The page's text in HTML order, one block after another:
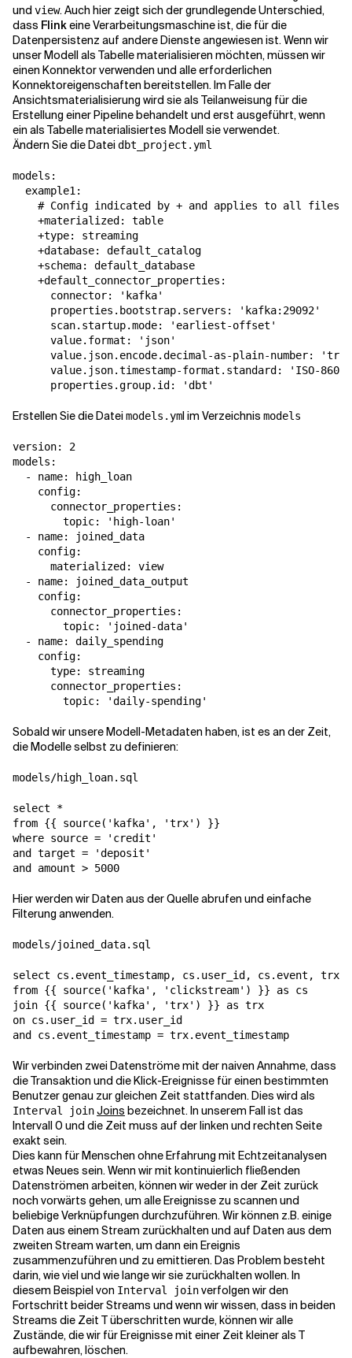
und view. Auch hier zeigt sich der grundlegende Unterschied,
dass Flinkeine Verarbeitungsmaschine ist, die für die
Datenpersistenz auf andere Dienste angewiesen ist. Wenn wir
unser Modell als Tabelle materialisieren möchten, müssen wir
einen Konnektor verwenden und alle erforderlichen
Konnektoreigenschaften bereitstellen. Im Falle der
Ansichtsmaterialisierung wird sie als Teilanweisung für die
Erstellung einer Pipeline behandelt und erst ausgeführt, wenn
ein als Tabelle materialisiertes Modell sie verwendet.
Ändern Sie die Dateidbt_project.yml
models:
  example1:
# Config indicated by + and applies to all files
    +materialized: table
    +type: streaming
    +database: default_catalog
    +schema: default_database
    +default_connector_properties:
      connector: 'kafka'
      properties.bootstrap.servers: 'kafka:29092'
      scan.startup.mode: 'earliest-offset'
      value.format: 'json'
value.json.encode.decimal-as-plain-number:
      value.json.timestamp-format.standard: 'ISO-8601'
Erstellen Sie die Dateimodels.yml im Verzeichnis models
version: 2
models:
  - name: high_loan
    config:
      connector_properties:
        topic: 'high-loan'
  - name: joined_data
    config:
      materialized: view
  - name: joined_data_output
    config:
      connector_properties:
        topic: 'joined-data'
  - name: daily_spending
    config:
      type: streaming
      connector_properties:
        topic: 'daily-spending'
Sobald wir unsere Modell-Metadaten haben, ist es an der Zeit,
die Modelle selbst zu definieren:
models/high_loan.sql
select *
from {{ source('kafka', 'trx') }}
where source = 'credit'
and target = 'deposit'
and amount > 5000
Hier werden wir Daten aus der Quelle abrufen und einfache
Filterung anwenden.
models/joined_data.sql
select cs.event_timestamp, cs.user_id, cs.event,
from {{ source('kafka', 'clickstream') }} as cs
join {{ source('kafka', 'trx') }} as trx
on cs.user_id = trx.user_id
and cs.event_timestamp = trx.event_timestamp
Wir verbinden zwei Datenströme mit der naiven Annahme, dass
die Transaktion und die Klick-Ereignisse für einen bestimmten
Benutzer genau zur gleichen Zeit stattfanden. Dies wird als
Interval joinJoins bezeichnet. In unserem Fall ist das
Intervall 0 und die Zeit muss auf der linken und rechten Seite
exakt sein.
Dies kann für Menschen ohne Erfahrung mit Echtzeitanalysen
etwas Neues sein. Wenn wir mit kontinuierlich fließenden
Datenströmen arbeiten, können wir weder in der Zeit zurück
noch vorwärts gehen, um alle Ereignisse zu scannen und
beliebige Verknüpfungen durchzuführen. Wir können z.B. einige
Daten aus einem Stream zurückhalten und auf Daten aus dem
zweiten Stream warten, um dann ein Ereignis
zusammenzuführen und zu emittieren. Das Problem besteht
darin, wie viel und wie lange wir sie zurückhalten wollen. In
diesem Beispiel von Interval joinverfolgen wir den
Fortschritt beider Streams und wenn wir wissen, dass in beiden
Streams die Zeit T überschritten wurde, können wir alle
Zustände, die wir für Ereignisse mit einer Zeit kleiner als T
aufbewahren, löschen.